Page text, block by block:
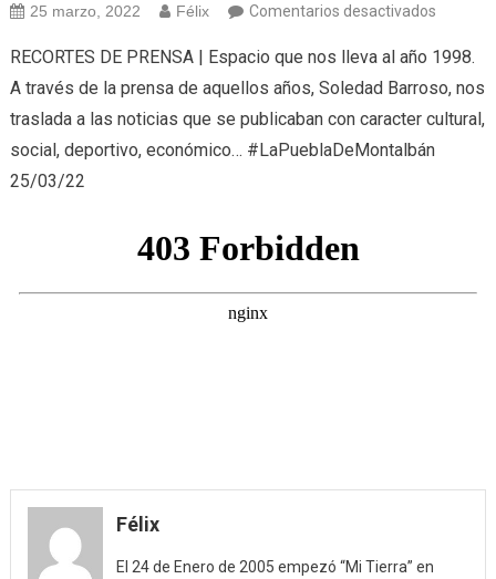
25 marzo, 2022 Félix Comentarios desactivadosen
de
prensa
(25/03/
RECORTES DE PRENSA | Espacio que nos lleva al año 1998.
A través de la prensa de aquellos años, Soledad Barroso, nos
traslada a las noticias que se publicaban con caracter cultural,
social, deportivo, económico… #LaPueblaDeMontalbán
25/03/22
Félix
El 24 de Enero de 2005 empezó “Mi Tierra” en